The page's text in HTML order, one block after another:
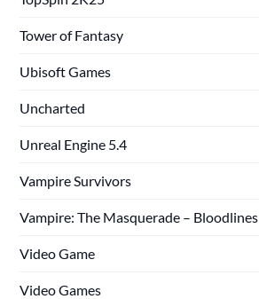
Tower of Fantasy
Ubisoft Games
Uncharted
Unreal Engine 5.4
Vampire Survivors
Vampire: The Masquerade – Bloodlines
Video Game
Video Games